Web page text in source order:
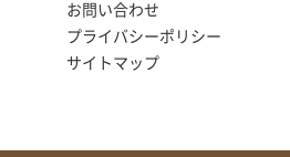
お問い合わせ
プライバシーポリシー
サイトマップ